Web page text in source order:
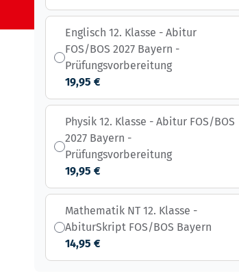
Englisch 12. Klasse - Abitur
FOS/BOS 2027 Bayern -
Prüfungsvorbereitung
19,95 €
Physik 12. Klasse - Abitur FOS/BOS
2027 Bayern -
Prüfungsvorbereitung
19,95 €
Mathematik NT 12. Klasse -
AbiturSkript FOS/BOS Bayern
14,95 €